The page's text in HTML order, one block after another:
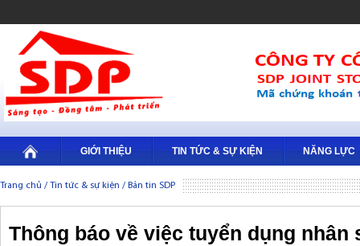
GIỚI THIỆU TIN TỨC & SỰ KIỆN NĂNG LỰC
Trang chủ / Tin tức & sự kiện / Bản tin SDP
Thông báo về việc tuyển dụng nhân